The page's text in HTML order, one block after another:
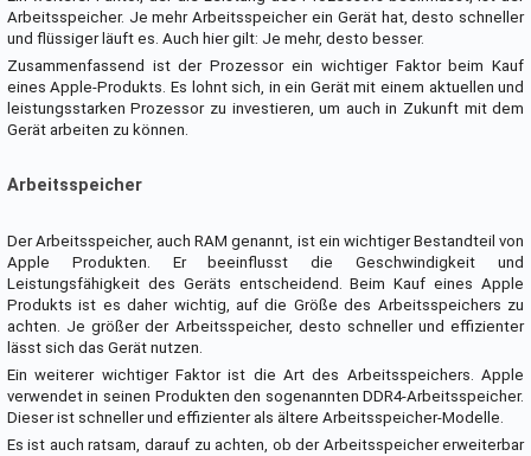
Arbeitsspeicher. Je mehr Arbeitsspeicher ein Gerät hat, desto schneller
und flüssiger läuft es. Auch hier gilt: Je mehr, desto besser.
Zusammenfassend ist der Prozessor ein wichtiger Faktor beim Kauf
eines Apple-Produkts. Es lohnt sich, in ein Gerät mit einem aktuellen und
leistungsstarken Prozessor zu investieren, um auch in Zukunft mit dem
Gerät arbeiten zu können.
Arbeitsspeicher
Der Arbeitsspeicher, auch RAM genannt, ist ein wichtiger Bestandteil von
Apple Produkten. Er beeinflusst die Geschwindigkeit und
Leistungsfähigkeit des Geräts entscheidend. Beim Kauf eines Apple
Produkts ist es daher wichtig, auf die Größe des Arbeitsspeichers zu
achten. Je größer der Arbeitsspeicher, desto schneller und effizienter
lässt sich das Gerät nutzen.
Ein weiterer wichtiger Faktor ist die Art des Arbeitsspeichers. Apple
verwendet in seinen Produkten den sogenannten DDR4-Arbeitsspeicher.
Dieser ist schneller und effizienter als ältere Arbeitsspeicher-Modelle.
Es ist auch ratsam, darauf zu achten, ob der Arbeitsspeicher erweiterbar